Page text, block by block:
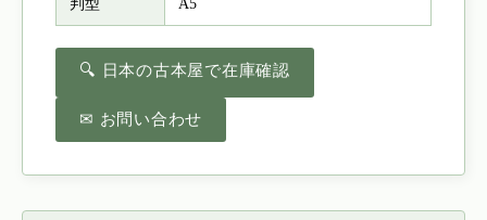
判型 A5
🔍 日本の古本屋で在庫確認
✉ お問い合わせ